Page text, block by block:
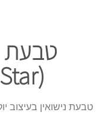
​טבעת
(Sparkling Star)
טבעת נישואין בעיצוב